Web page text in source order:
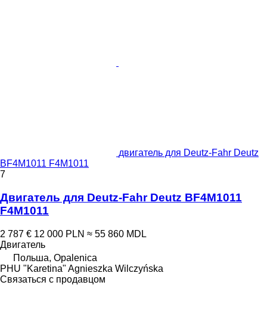
двигатель для Deutz-Fahr Deutz
BF4M1011 F4M1011
7
Двигатель для Deutz-Fahr Deutz BF4M1011
F4M1011
2 787 € 12 000 PLN ≈ 55 860 MDL
Двигатель
Польша, Opalenica
PHU "Karetina" Agnieszka Wilczyńska
Связаться с продавцом